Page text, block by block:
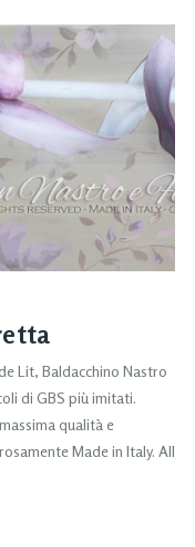
Lit, Baldacchino Nastro
di GBS più imitati.
qualità e
Made in Italy. All